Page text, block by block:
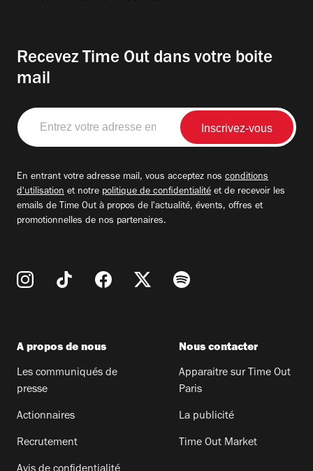
Recevez Time Out dans votre boite
mail
Entrez
votre
adresse
En entrant votre adresse mail, vous acceptez nos conditions
d'utilisation et notre politique de confidentialité et de recevoir les
emails de Time Out à propos de l'actualité, évents, offres et
promotionnelles de nos partenaires.
A propos de nous
Les communiqués de
presse
Actionnaires
Recrutement
Nous contacter
Apparaitre sur Time Out
Paris
La publicité
Time Out Market